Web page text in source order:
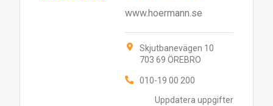
Uppdatera uppgifter
www.hoermann.se
Skjutbanevägen 10
703 69 ÖREBRO
010-19 00 200